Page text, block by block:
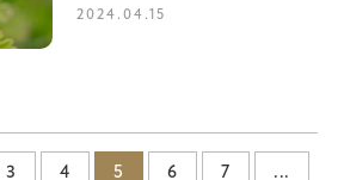
2024.04.15
3 4 5 6 7 ...